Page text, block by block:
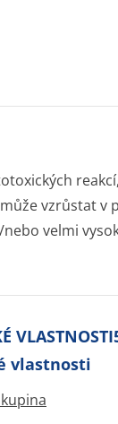
vzrůstat v
velmi
vlastnosti